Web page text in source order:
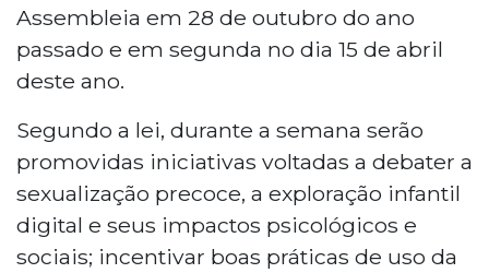
Assembleia em 28 de outubro do ano
passado e em segunda no dia 15 de abril
deste ano.
Segundo a lei, durante a semana serão
promovidas iniciativas voltadas a debater a
sexualização precoce, a exploração infantil
digital e seus impactos psicológicos e
sociais; incentivar boas práticas de uso da